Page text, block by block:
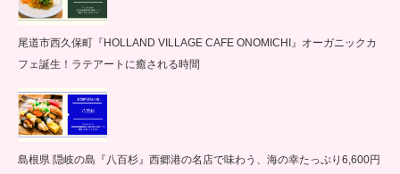
尾道市西久保町『HOLLAND VILLAGE CAFE ONOMICHI』オーガニックカ
フェ誕生！ラテアートに癒される時間
島根県 隠岐の島『八百杉』西郷港の名店で味わう、海の幸たっぷり6,600円